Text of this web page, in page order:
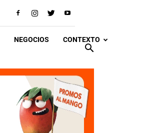
NEGOCIOS CONTEXTO